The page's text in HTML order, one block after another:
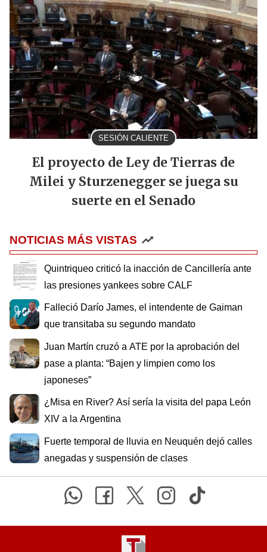
SESIÓN CALIENTE
El proyecto de Ley de Tierras de
Milei y Sturzenegger se juega su
suerte en el Senado
NOTICIAS MÁS VISTAS
Quintriqueo criticó la inacción de Cancillería ante
las presiones yankees sobre CALF
Falleció Darío James, el intendente de Gaiman
que transitaba su segundo mandato
Juan Martín cruzó a ATE por la aprobación del
pase a planta: “Bajen y limpien como los
japoneses”
¿Misa en River? Así sería la visita del papa León
XIV a la Argentina
Fuerte temporal de lluvia en Neuquén dejó calles
anegadas y suspensión de clases